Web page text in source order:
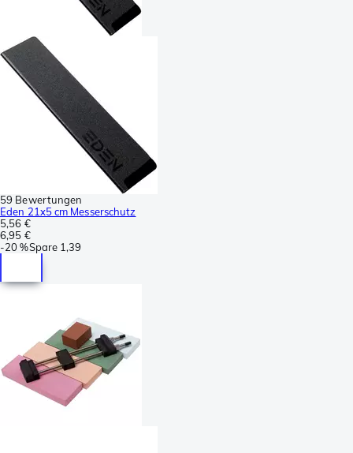
59 Bewertungen
Eden 21x5 cm Messerschutz
5,56 €
6,95 €
-20 %Spare 1,39